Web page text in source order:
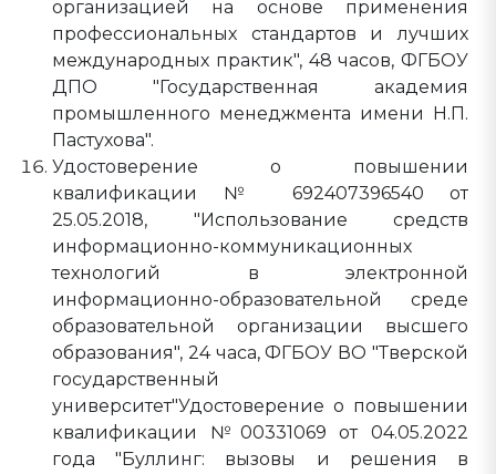
организацией на основе применения
профессиональных стандартов и лучших
международных практик", 48 часов, ФГБОУ
ДПО "Государственная академия
промышленного менеджмента имени Н.П.
Пастухова".
Удостоверение о повышении
квалификации № 692407396540 от
25.05.2018, "Использование средств
информационно-коммуникационных
технологий в электронной
информационно-образовательной среде
образовательной организации высшего
образования", 24 часа, ФГБОУ ВО "Тверской
государственный
университет"Удостоверение о повышении
квалификации №00331069 от 04.05.2022
года "Буллинг: вызовы и решения в